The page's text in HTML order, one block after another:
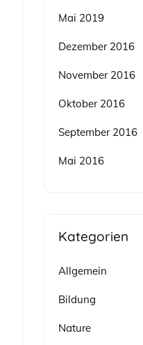
Mai 2019
Dezember 2016
November 2016
Oktober 2016
September 2016
Mai 2016
Kategorien
Allgemein
Bildung
Nature